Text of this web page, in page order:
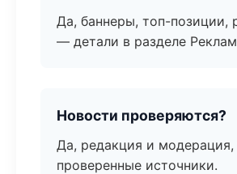
Да, баннеры, топ-позиции,
— детали в разделе
Новости проверяются?
Да, редакция и модерация,
проверенные источники.